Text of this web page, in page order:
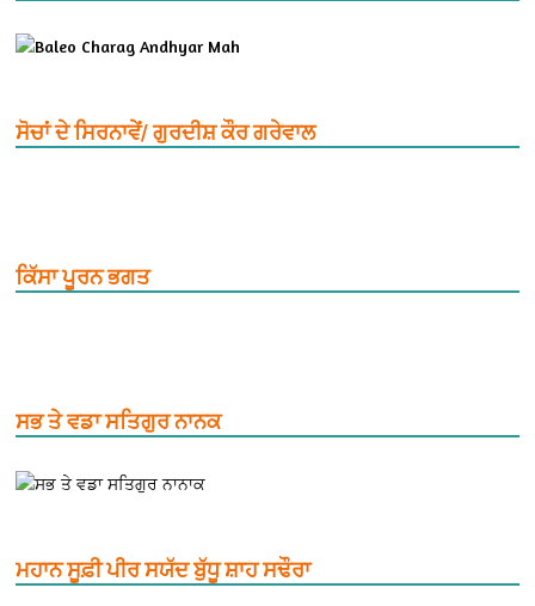
ਸੋਚਾਂ ਦੇ ਸਿਰਨਾਵੇਂ/ ਗੁਰਦੀਸ਼ ਕੌਰ ਗਰੇਵਾਲ
ਕਿੱਸਾ ਪੂਰਨ ਭਗਤ
ਸਭ ਤੇ ਵਡਾ ਸਤਿਗੁਰ ਨਾਨਕ
ਮਹਾਨ ਸੂਫ਼ੀ ਪੀਰ ਸਯੱਦ ਬੁੱਧੂ ਸ਼ਾਹ ਸਢੌਰਾ